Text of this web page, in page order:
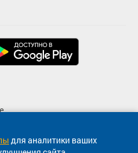
для аналитики ваших